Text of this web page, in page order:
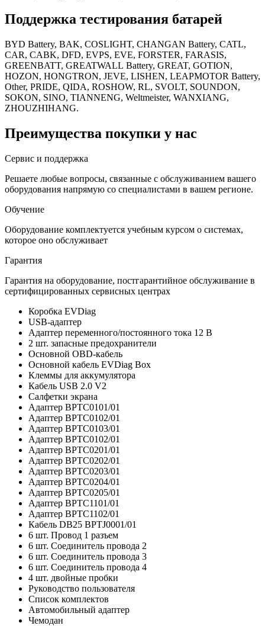
Поддержка тестирования батарей
BYD Battery, BAK, COSLIGHT, CHANGAN Battery, CATL,
CAR, CABK, DFD, EVPS, EVE, FORSTER, FARASIS,
GREENBATT, GREATWALL Battery, GREAT, GOTION,
HOZON, HONGTRON, JEVE, LISHEN, LEAPMOTOR Battery,
Other, PRIDE, QIDA, ROSHOW, RL, SVOLT, SOUNDON,
SOKON, SINO, TIANNENG, Weltmeister, WANXIANG,
ZHOUZHIHANG.
Преимущества покупки у нас
Сервис и поддержка
Решаете любые вопросы, связанные с обслуживанием вашего
оборудования напрямую со специалистами в вашем регионе.
Обучение
Оборудование комплектуется учебным курсом о системах,
которое оно обслуживает
Гарантия
Гарантия на оборудование, постгарантийное обслуживание в
сертифицированных сервисных центрах
Коробка EVDiag
USB-адаптер
Адаптер переменного/постоянного тока 12 В
2 шт. запасные предохранители
Основной OBD-кабель
Основной кабель EVDiag Box
Клеммы для аккумулятора
Кабель USB 2.0 V2
Салфетки экрана
Адаптер BPTC0101/01
Адаптер BPTC0102/01
Адаптер BPTC0103/01
Адаптер BPTC0102/01
Адаптер BPTC0201/01
Адаптер BPTC0202/01
Адаптер BPTC0203/01
Адаптер BPTC0204/01
Адаптер BPTC0205/01
Адаптер BPTC1101/01
Адаптер BPTC1102/01
Кабель DB25 BPTJ0001/01
6 шт. Провод 1 разъем
6 шт. Соединитель провода 2
6 шт. Соединитель провода 3
6 шт. Соединитель провода 4
4 шт. двойные пробки
Руководство пользователя
Список комплектов
Автомобильный адаптер
Чемодан